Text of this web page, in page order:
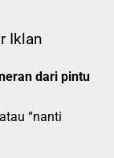
Iklan
dari pintu
“nanti